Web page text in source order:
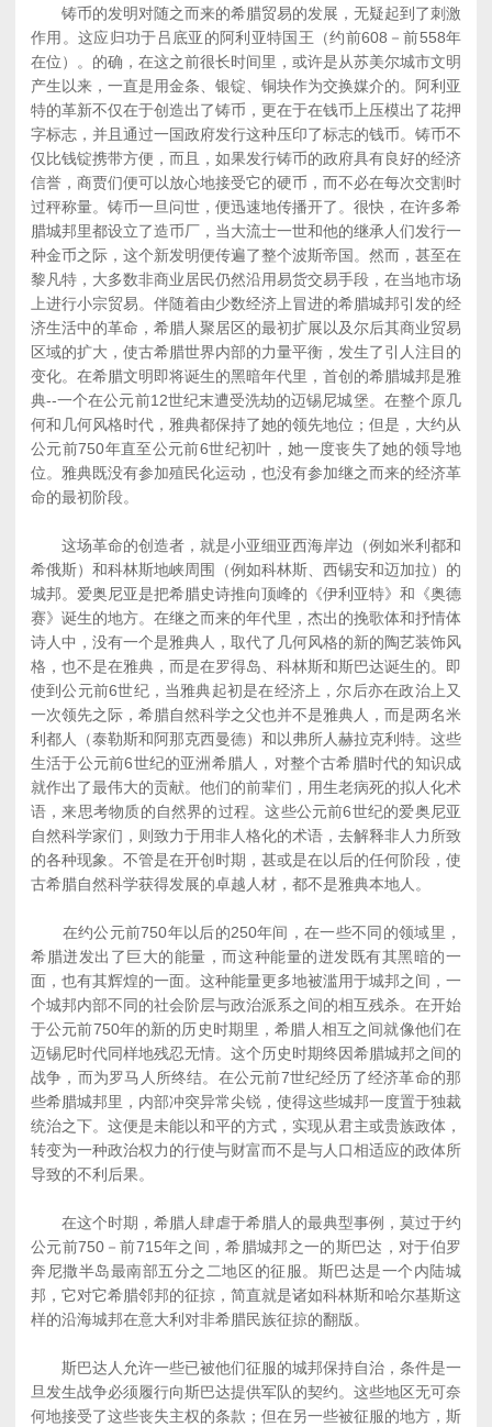
铸币的发明对随之而来的希腊贸易的发展，无疑起到了刺激
作用。这应归功于吕底亚的阿利亚特国王（约前608－前558年
在位）。的确，在这之前很长时间里，或许是从苏美尔城市文明
产生以来，一直是用金条、银锭、铜块作为交换媒介的。阿利亚
特的革新不仅在于创造出了铸币，更在于在钱币上压模出了花押
字标志，并且通过一国政府发行这种压印了标志的钱币。铸币不
仅比钱锭携带方便，而且，如果发行铸币的政府具有良好的经济
信誉，商贾们便可以放心地接受它的硬币，而不必在每次交割时
过秤称量。铸币一旦问世，便迅速地传播开了。很快，在许多希
腊城邦里都设立了造币厂，当大流士一世和他的继承人们发行一
种金币之际，这个新发明便传遍了整个波斯帝国。然而，甚至在
黎凡特，大多数非商业居民仍然沿用易货交易手段，在当地市场
上进行小宗贸易。伴随着由少数经济上冒进的希腊城邦引发的经
济生活中的革命，希腊人聚居区的最初扩展以及尔后其商业贸易
区域的扩大，使古希腊世界内部的力量平衡，发生了引人注目的
变化。在希腊文明即将诞生的黑暗年代里，首创的希腊城邦是雅
典--一个在公元前12世纪末遭受洗劫的迈锡尼城堡。在整个原几
何和几何风格时代，雅典都保持了她的领先地位；但是，大约从
公元前750年直至公元前6世纪初叶，她一度丧失了她的领导地
位。雅典既没有参加殖民化运动，也没有参加继之而来的经济革
命的最初阶段。
这场革命的创造者，就是小亚细亚西海岸边（例如米利都和
希俄斯）和科林斯地峡周围（例如科林斯、西锡安和迈加拉）的
城邦。爱奥尼亚是把希腊史诗推向顶峰的《伊利亚特》和《奥德
赛》诞生的地方。在继之而来的年代里，杰出的挽歌体和抒情体
诗人中，没有一个是雅典人，取代了几何风格的新的陶艺装饰风
格，也不是在雅典，而是在罗得岛、科林斯和斯巴达诞生的。即
使到公元前6世纪，当雅典起初是在经济上，尔后亦在政治上又
一次领先之际，希腊自然科学之父也并不是雅典人，而是两名米
利都人（泰勒斯和阿那克西曼德）和以弗所人赫拉克利特。这些
生活于公元前6世纪的亚洲希腊人，对整个古希腊时代的知识成
就作出了最伟大的贡献。他们的前辈们，用生老病死的拟人化术
语，来思考物质的自然界的过程。这些公元前6世纪的爱奥尼亚
自然科学家们，则致力于用非人格化的术语，去解释非人力所致
的各种现象。不管是在开创时期，甚或是在以后的任何阶段，使
古希腊自然科学获得发展的卓越人材，都不是雅典本地人。
在约公元前750年以后的250年间，在一些不同的领域里，
希腊迸发出了巨大的能量，而这种能量的迸发既有其黑暗的一
面，也有其辉煌的一面。这种能量更多地被滥用于城邦之间，一
个城邦内部不同的社会阶层与政治派系之间的相互残杀。在开始
于公元前750年的新的历史时期里，希腊人相互之间就像他们在
迈锡尼时代同样地残忍无情。这个历史时期终因希腊城邦之间的
战争，而为罗马人所终结。在公元前7世纪经历了经济革命的那
些希腊城邦里，内部冲突异常尖锐，使得这些城邦一度置于独裁
统治之下。这便是未能以和平的方式，实现从君主或贵族政体，
转变为一种政治权力的行使与财富而不是与人口相适应的政体所
导致的不利后果。
在这个时期，希腊人肆虐于希腊人的最典型事例，莫过于约
公元前750－前715年之间，希腊城邦之一的斯巴达，对于伯罗
奔尼撒半岛最南部五分之二地区的征服。斯巴达是一个内陆城
邦，它对它希腊邻邦的征掠，简直就是诸如科林斯和哈尔基斯这
样的沿海城邦在意大利对非希腊民族征掠的翻版。
斯巴达人允许一些已被他们征服的城邦保持自治，条件是一
旦发生战争必须履行向斯巴达提供军队的契约。这些地区无可奈
何地接受了这些丧失主权的条款；但在另一些被征服的地方，斯